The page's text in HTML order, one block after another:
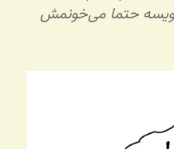
حتما می‌خونمش